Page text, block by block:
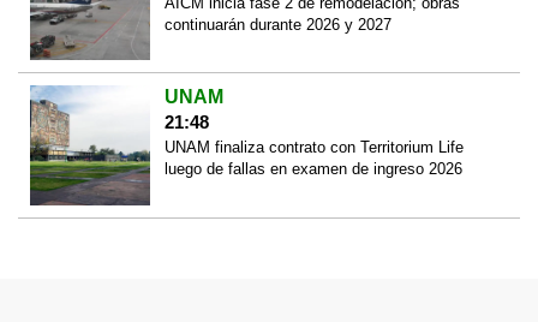
continuarán durante 2026 y 2027
UNAM
21:48
UNAM finaliza contrato con Territorium Life
luego de fallas en examen de ingreso 2026